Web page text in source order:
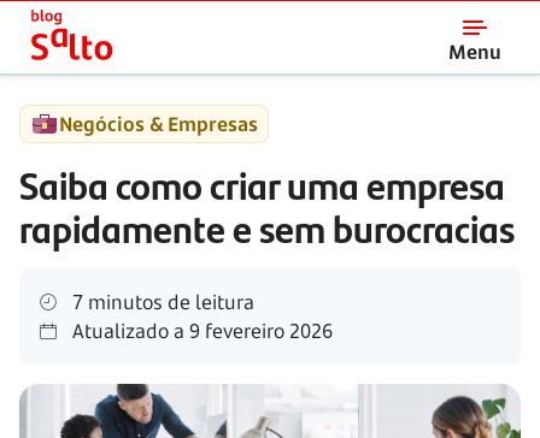
Menu
Salto
Negócios & Empresas
Saiba como criar uma empresa
rapidamente e sem burocracias
7 minutos de leitura
Atualizado a 9 fevereiro 2026